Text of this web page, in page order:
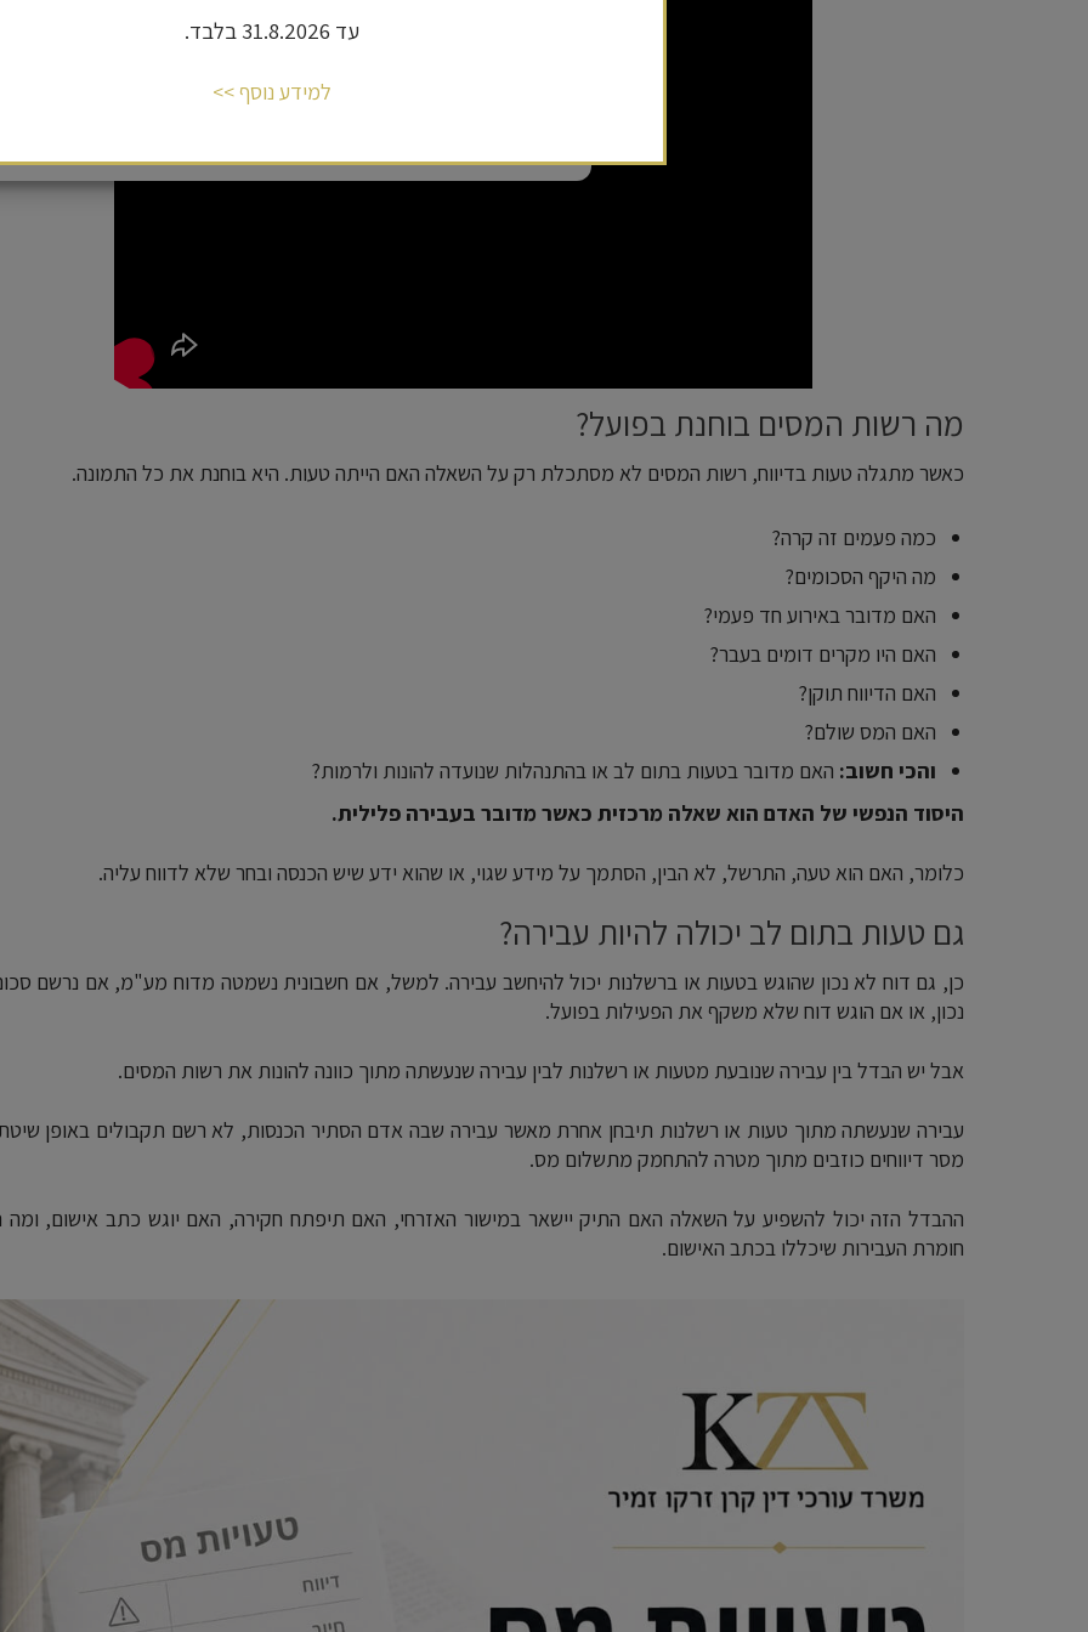
מה רשות המסים בוחנת בפועל?
כאשר מתגלה טעות בדיווח, רשות המסים לא מסתכלת רק על השאלה האם הייתה טעות. היא בוחנת את כל התמונה.
כמה פעמים זה קרה?
מה היקף הסכומים?
האם מדובר באירוע חד פעמי?
האם היו מקרים דומים בעבר?
האם הדיווח תוקן?
האם המס שולם?
והכי חשוב: האם מדובר בטעות בתום לב או בהתנהלות שנועדה להונות ולרמות?
היסוד הנפשי של האדם הוא שאלה מרכזית כאשר מדובר בעבירה פלילית.
כלומר, האם הוא טעה, התרשל, לא הבין, הסתמך על מידע שגוי, או שהוא ידע שיש הכנסה ובחר שלא לדווח עליה.
גם טעות בתום לב יכולה להיות עבירה?
כן, גם דוח לא נכון שהוגש בטעות או ברשלנות יכול להיחשב עבירה. למשל, אם חשבונית נשמטה מדוח מע"מ, אם נרשם
נכון, או אם הוגש דוח שלא משקף את הפעילות בפועל.
אבל יש הבדל בין עבירה שנובעת מטעות או רשלנות לבין עבירה שנעשתה מתוך כוונה להונות את רשות המסים.
עבירה שנעשתה מתוך טעות או רשלנות תיבחן אחרת מאשר עבירה שבה אדם הסתיר הכנסות, לא רשם תקבולים באופן
מסר דיווחים כוזבים מתוך מטרה להתחמק מתשלום מס.
ההבדל הזה יכול להשפיע על השאלה האם התיק יישאר במישור האזרחי, האם תיפתח חקירה, האם יוגש כתב אישום, ומה
חומרת העבירות שיכללו בכתב האישום.
עד 31.8.2026 בלבד.
למידע נוסף >>